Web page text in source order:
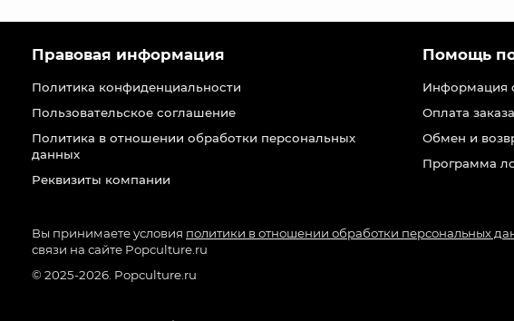
Правовая информация
Политика конфиденциальности
Пользовательское соглашение
Политика в отношении обработки персональных
данных
Реквизиты компании
Помощь
Информация
Оплата заказа
Обмен и
Программа
Вы принимаете условия политики в отношении обработки персональных
связи на сайте Popculture.ru
© 2025-2026. Popculture.ru